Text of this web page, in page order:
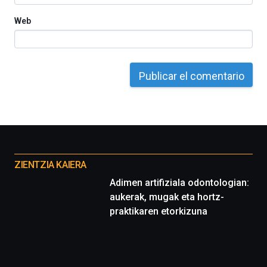
Web
proyectos
ZIENTZIA KAIERA
Adimen artifiziala odontologian:
aukerak, mugak eta hortz-
praktikaren etorkizuna